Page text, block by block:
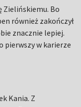
Zielińskiemu. Bo
również zakończył
znacznie lepiej.
pierwszy w karierze
Kania. Z